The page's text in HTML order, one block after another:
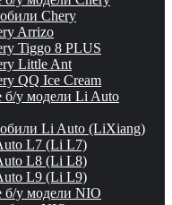
Chery
Arrizo
Tiggo 8 PLUS
Little Ant
QQ Ice Cream
б/у модели Li Auto
Li Auto (LiXiang)
L7 (Li L7)
L8 (Li L8)
L9 (Li L9)
б/у модели NIO